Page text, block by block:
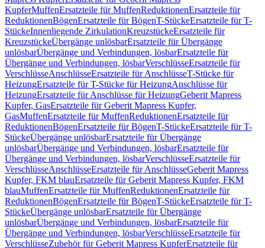
KupferMuffenErsatzteile für MuffenReduktionenErsatzteile für
ReduktionenBögenErsatzteile für BögenT-StückeErsatzteile für T-
StückeInnenliegende ZirkulationKreuzstückeErsatzteile für
KreuzstückeÜbergänge unlösbarErsatzteile für Übergänge
unlösbarÜbergänge und Verbindungen, lösbarErsatzteile für
Übergänge und Verbindungen, lösbarVerschlüsseErsatzteile für
VerschlüsseAnschlüsseErsatzteile für AnschlüsseT-Stücke für
HeizungErsatzteile für T-Stücke für HeizungAnschlüsse für
HeizungErsatzteile für Anschlüsse für HeizungGeberit Mapress
Kupfer, GasErsatzteile für Geberit Mapress Kupfer,
GasMuffenErsatzteile für MuffenReduktionenErsatzteile für
ReduktionenBögenErsatzteile für BögenT-StückeErsatzteile für T-
StückeÜbergänge unlösbarErsatzteile für Übergänge
unlösbarÜbergänge und Verbindungen, lösbarErsatzteile für
Übergänge und Verbindungen, lösbarVerschlüsseErsatzteile für
VerschlüsseAnschlüsseErsatzteile für AnschlüsseGeberit Mapress
Kupfer, FKM blauErsatzteile für Geberit Mapress Kupfer, FKM
blauMuffenErsatzteile für MuffenReduktionenErsatzteile für
ReduktionenBögenErsatzteile für BögenT-StückeErsatzteile für T-
StückeÜbergänge unlösbarErsatzteile für Übergänge
unlösbarÜbergänge und Verbindungen, lösbarErsatzteile für
Übergänge und Verbindungen, lösbarVerschlüsseErsatzteile für
VerschlüsseZubehör für Geberit Mapress KupferErsatzteile für